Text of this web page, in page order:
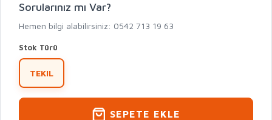
Sorularınız mı Var?
Hemen bilgi alabilirsiniz: 0542 713 19 63
Stok Türü
TEKIL
SEPETE EKLE